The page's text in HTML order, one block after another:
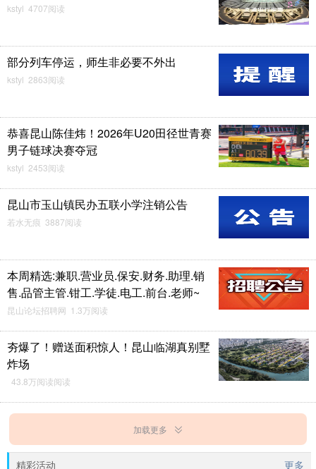
kstyl 4707阅读
部分列车停运，师生非必要不外出
kstyl 2863阅读
恭喜昆山陈佳炜！2026年U20田径世青赛
男子链球决赛夺冠
kstyl 2453阅读
昆山市玉山镇民办五联小学注销公告
若水无痕 3887阅读
本周精选:兼职.营业员.保安.财务.助理.销
售.品管主管.钳工.学徒.电工.前台.老师~
昆山论坛招聘网 1.3万阅读
夯爆了！赠送面积惊人！昆山临湖真别墅
炸场
43.8万阅读阅读
加载更多
精彩活动 更多